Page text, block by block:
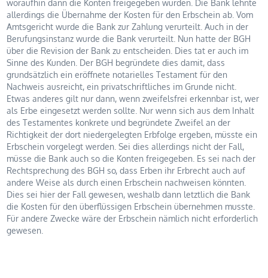
woraufhin dann die Konten freigegeben wurden. Die Bank lehnte
allerdings die Übernahme der Kosten für den Erbschein ab. Vom
Amtsgericht wurde die Bank zur Zahlung verurteilt. Auch in der
Berufungsinstanz wurde die Bank verurteilt. Nun hatte der BGH
über die Revision der Bank zu entscheiden. Dies tat er auch im
Sinne des Kunden. Der BGH begründete dies damit, dass
grundsätzlich ein eröffnete notarielles Testament für den
Nachweis ausreicht, ein privatschriftliches im Grunde nicht.
Etwas anderes gilt nur dann, wenn zweifelsfrei erkennbar ist, wer
als Erbe eingesetzt werden sollte. Nur wenn sich aus dem Inhalt
des Testamentes konkrete und begründete Zweifel an der
Richtigkeit der dort niedergelegten Erbfolge ergeben, müsste ein
Erbschein vorgelegt werden. Sei dies allerdings nicht der Fall,
müsse die Bank auch so die Konten freigegeben. Es sei nach der
Rechtsprechung des BGH so, dass Erben ihr Erbrecht auch auf
andere Weise als durch einen Erbschein nachweisen könnten.
Dies sei hier der Fall gewesen, weshalb dann letztlich die Bank
die Kosten für den überflüssigen Erbschein übernehmen musste.
Für andere Zwecke wäre der Erbschein nämlich nicht erforderlich
gewesen.